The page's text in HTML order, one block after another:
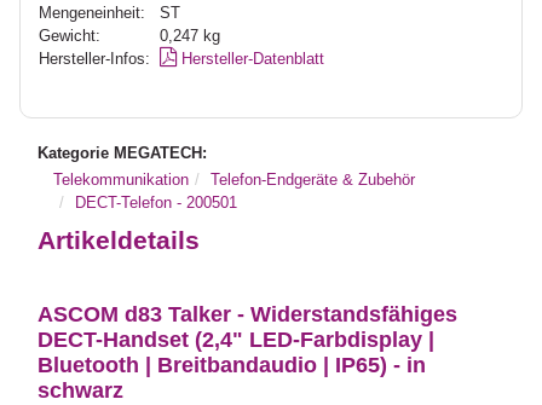
Mengeneinheit:
ST
Gewicht:
0,247kg
Hersteller-Infos:
Hersteller-Datenblatt
Kategorie MEGATECH:
Telekommunikation
Telefon-Endgeräte & Zubehör
DECT-Telefon - 200501
Artikeldetails
ASCOM d83 Talker - Widerstandsfähiges
DECT-Handset (2,4" LED-Farbdisplay |
Bluetooth | Breitbandaudio | IP65) - in
schwarz